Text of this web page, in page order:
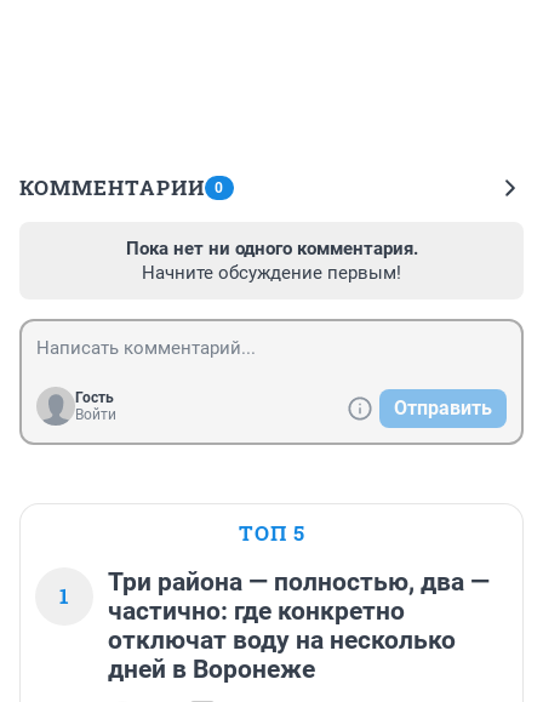
КОММЕНТАРИИ 0
Пока нет ни одного комментария.
Начните обсуждение первым!
Гость
Войти
Отправить
ТОП 5
1
Три района — полностью, два —
частично: где конкретно
отключат воду на несколько
дней в Воронеже